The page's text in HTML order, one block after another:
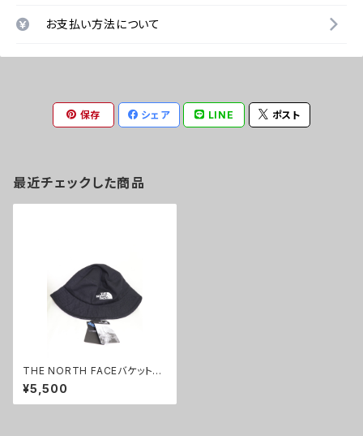
お支払い方法について
保存 シェア LINE ポスト
最近チェックした商品
THE NORTH FACEバケットハ
ットブラック/ホワイトレーベル日
本未入荷M
¥5,500